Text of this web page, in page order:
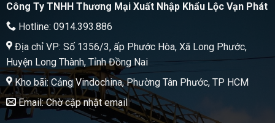
Công Ty TNHH Thương Mại Xuất Nhập Khẩu Lộc Vạn Phát
Hotline: 0914.393.886
Địa chỉ VP: Số 1356/3, ấp Phước Hòa, Xã Long Phước,
Huyện Long Thành, Tỉnh Đồng Nai
Kho bãi: Cảng Vindochina, Phường Tân Phước, TP HCM
Email: Chờ cập nhật email